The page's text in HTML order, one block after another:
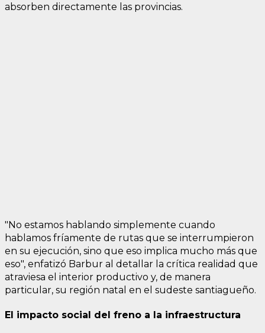
absorben directamente las provincias.
"No estamos hablando simplemente cuando
hablamos fríamente de rutas que se interrumpieron
en su ejecución, sino que eso implica mucho más que
eso", enfatizó Barbur al detallar la crítica realidad que
atraviesa el interior productivo y, de manera
particular, su región natal en el sudeste santiagueño.
El impacto social del freno a la infraestructura